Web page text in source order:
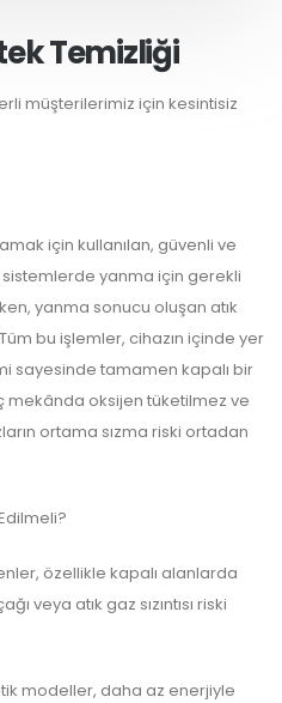
Temizliği
müşterilerimiz için kesintisiz
için kullanılan, güvenli ve
sistemlerde yanma için gerekli
yanma sonucu oluşan atık
bu işlemler, cihazın içinde yer
sayesinde tamamen kapalı bir
oksijen tüketilmez ve
ortama sızma riski ortadan
özellikle kapalı alanlarda
veya atık gaz sızıntısı riski
modeller, daha az enerjiyle